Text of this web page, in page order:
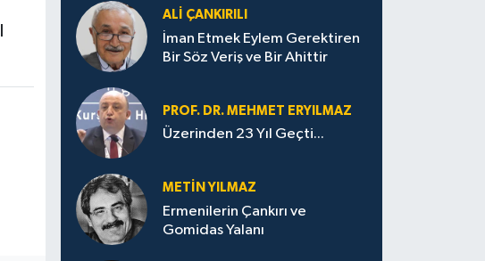
ALI ÇANKIRILI
İman Etmek Eylem Gerektiren
Bir Söz Veriş ve Bir Ahittir
PROF. DR. MEHMET ERYILMAZ
Üzerinden 23 Yıl Geçti...
METIN YILMAZ
Ermenilerin Çankırı ve
Gomidas Yalanı